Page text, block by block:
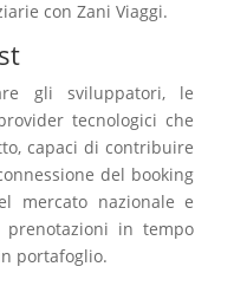
con Zani Viaggi.
gli sviluppatori, le
tecnologici che
capaci di contribuire
del booking
mercato nazionale e
in tempo
portafoglio.